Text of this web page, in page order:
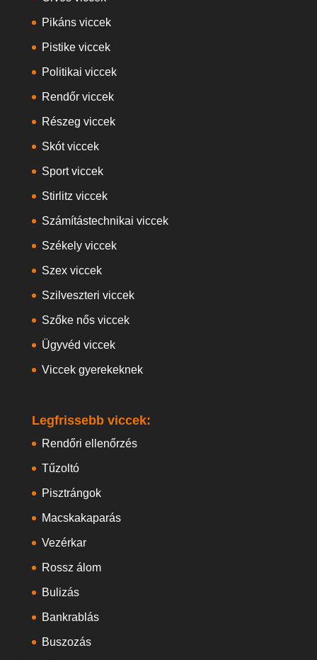
Pikáns viccek
Pistike viccek
Politikai viccek
Rendőr viccek
Részeg viccek
Skót viccek
Sport viccek
Stirlitz viccek
Számítástechnikai viccek
Székely viccek
Szex viccek
Szilveszteri viccek
Szőke nős viccek
Ügyvéd viccek
Viccek gyerekeknek
Legfrissebb viccek:
Rendőri ellenőrzés
Tűzoltó
Pisztrángok
Macskakaparás
Vezérkar
Rossz álom
Bulizás
Bankrablás
Buszozás